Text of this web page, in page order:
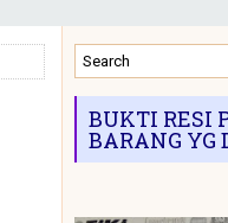
BUKTI RESI
BARANG YG